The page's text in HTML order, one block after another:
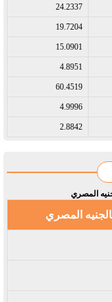
24.2337
19.7204
15.0901
4.8951
60.4519
4.9996
2.8842
المصري
المصري